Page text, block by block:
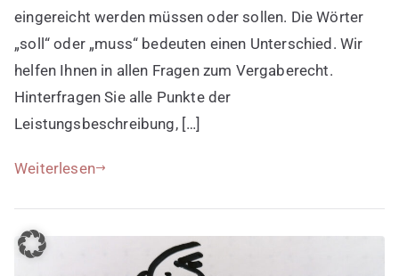
eingereicht werden müssen oder sollen. Die Wörter
„soll“ oder „muss“ bedeuten einen Unterschied. Wir
helfen Ihnen in allen Fragen zum Vergaberecht.
Hinterfragen Sie alle Punkte der
Leistungsbeschreibung, […]
Weiterlesen